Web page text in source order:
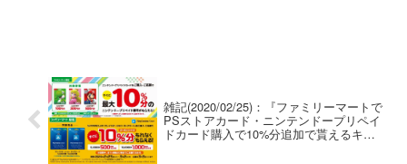
雑記(2020/02/25)：『ファミリーマートで
PSストアカード・ニンテンドープリペイ
ドカード購入で10%分追加で貰えるキャ